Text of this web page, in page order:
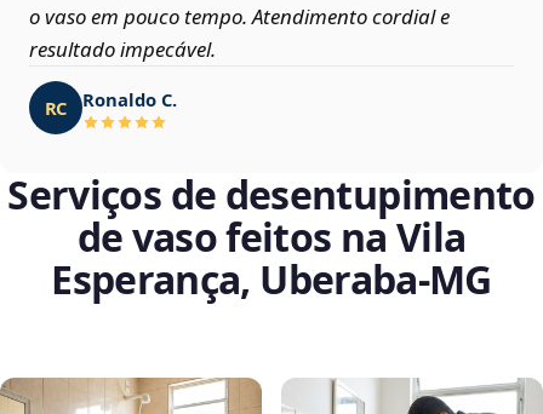
o vaso em pouco tempo. Atendimento cordial e
resultado impecável.
RC Ronaldo C.
Serviços de desentupimento
de vaso feitos na Vila
Esperança, Uberaba‑MG